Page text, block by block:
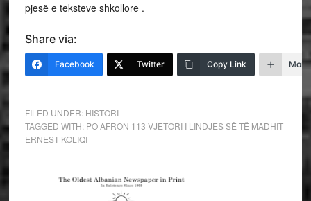
pjesë e teksteve shkollore .
Share via:
Facebook Twitter Copy Link More
FILED UNDER: HISTORI
TAGGED WITH: PO AFRON 113 VJETORI I LINDJES SË TË MADHIT
ERNEST KOLIQI